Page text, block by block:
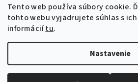
Tento web používa súbory cookie.
tohto webu vyjadrujete súhlas s
informáciítu.
Nastavenie
Obchodné podmienky
Podmienky ochrany osobných údajov
. Všetky